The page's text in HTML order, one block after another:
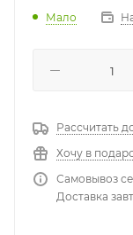
Мало
Рассчитать
Хочу в
Самовывоз
Доставка